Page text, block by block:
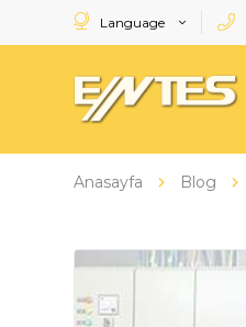
Language
Anasayfa Blog